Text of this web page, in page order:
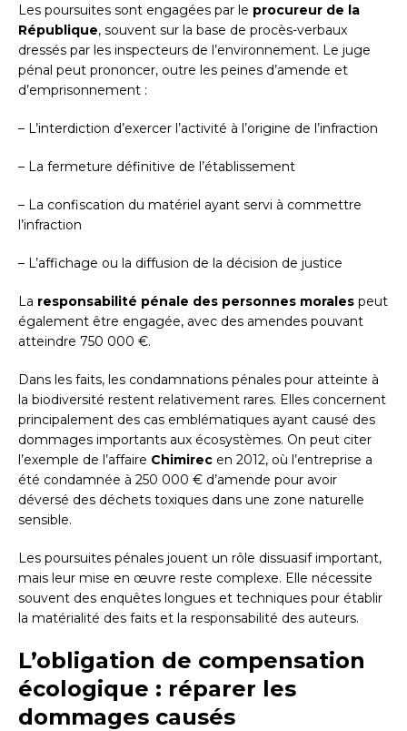
Les poursuites sont engagées par le procureur de la
République, souvent sur la base de procès-verbaux
dressés par les inspecteurs de l’environnement. Le juge
pénal peut prononcer, outre les peines d’amende et
d’emprisonnement :
– L’interdiction d’exercer l’activité à l’origine de l’infraction
– La fermeture définitive de l’établissement
– La confiscation du matériel ayant servi à commettre
l’infraction
– L’affichage ou la diffusion de la décision de justice
La responsabilité pénale des personnes morales peut
également être engagée, avec des amendes pouvant
atteindre 750 000 €.
Dans les faits, les condamnations pénales pour atteinte à
la biodiversité restent relativement rares. Elles concernent
principalement des cas emblématiques ayant causé des
dommages importants aux écosystèmes. On peut citer
l’exemple de l’affaire Chimirec en 2012, où l’entreprise a
été condamnée à 250 000 € d’amende pour avoir
déversé des déchets toxiques dans une zone naturelle
sensible.
Les poursuites pénales jouent un rôle dissuasif important,
mais leur mise en œuvre reste complexe. Elle nécessite
souvent des enquêtes longues et techniques pour établir
la matérialité des faits et la responsabilité des auteurs.
L’obligation de compensation
écologique : réparer les
dommages causés